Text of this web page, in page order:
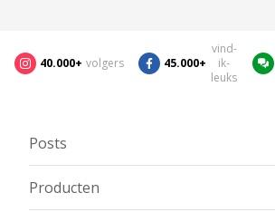
40.000+ volgers 45.000+
vind-
ik-
leuks
Posts
Producten